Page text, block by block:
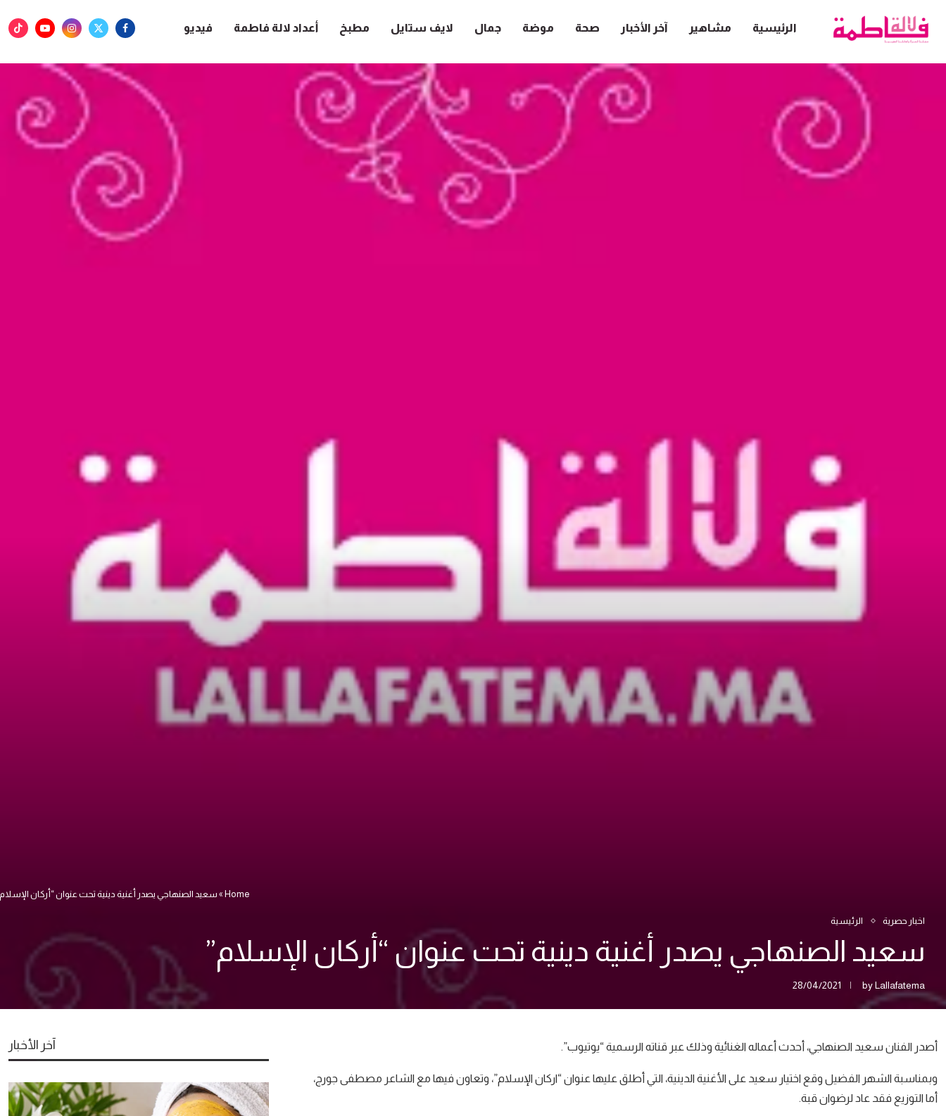
الرئيسية مشاهير آخر الأخبار صحة موضة جمال لايف ستايل مطبخ أعداد لالة فاطمة فيديو
Home
» سعيد الصنهاجي يصدر أغنية دينية تحت عنوان “أركان
اخبار حصرية الرئيسية
سعيد الصنهاجي يصدر أغنية دينية تحت عنوان “أركان الإسلام”
byLallafatema
28/04/2021
أصدر الفنان سعيد الصنهاجي، أحدث أعماله الغنائية وذلك عبر قناته الرسمية “يوتيوب”.
وبمناسبة الشهر الفضيل وقع اختيار سعيد على الأغنية الدينية، التي أطلق عليها عنوان “اركان الإسلام”، وتعاون فيها مع الشاعر مصطفى جورج،
أما التوزيع فقد عاد لرضوان قبة.
آخر الأخبار